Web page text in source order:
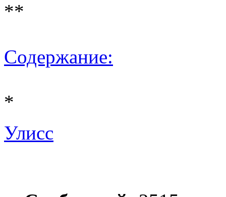
**
Содержание:
*
Улисс